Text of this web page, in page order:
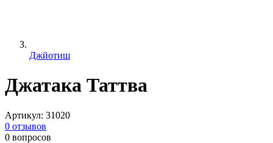
Джйотиш
Джатака Таттва
Артикул: 31020
0 отзывов
0 вопросов